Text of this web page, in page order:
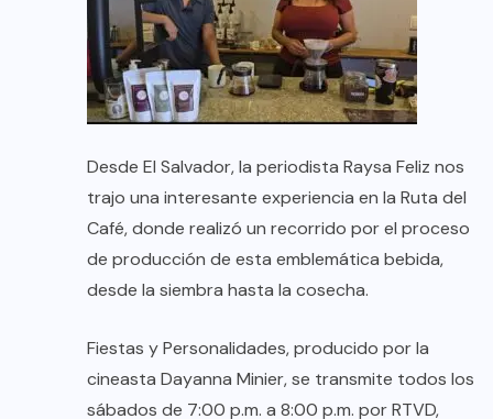
Desde El Salvador, la periodista Raysa Feliz nos
trajo una interesante experiencia en la Ruta del
Café, donde realizó un recorrido por el proceso
de producción de esta emblemática bebida,
desde la siembra hasta la cosecha.
Fiestas y Personalidades, producido por la
cineasta Dayanna Minier, se transmite todos los
sábados de 7:00 p.m. a 8:00 p.m. por RTVD,